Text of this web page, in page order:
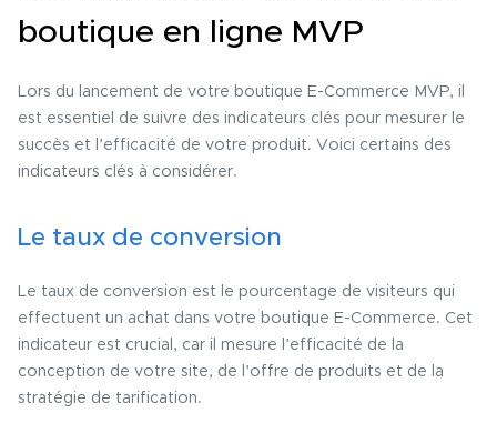
boutique en ligne MVP
Lors du lancement de votre boutique E-Commerce MVP, il
est essentiel de suivre des indicateurs clés pour mesurer le
succès et l’efficacité de votre produit. Voici certains des
indicateurs clés à considérer.
Le taux de conversion
Le taux de conversion est le pourcentage de visiteurs qui
effectuent un achat dans votre boutique E-Commerce. Cet
indicateur est crucial, car il mesure l’efficacité de la
conception de votre site, de l’offre de produits et de la
stratégie de tarification.